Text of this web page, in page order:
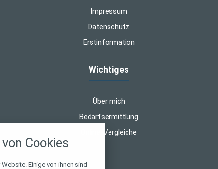
Impressum
Datenschutz
Erstinformation
Wichtiges
Über mich
Bedarfsermittlung
Online-Vergleiche
Cookies
Einige von ihnen sind
alle verwendeten Cookies und
zu blockieren.